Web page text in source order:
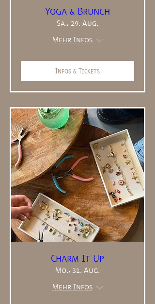
Yoga & Brunch
Sa., 29. Aug.
Mehr Infos
Infos & Tickets
Charm It Up
Mo., 31. Aug.
Mehr Infos